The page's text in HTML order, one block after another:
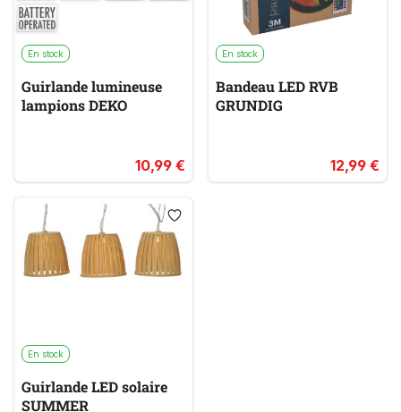
En stock
Guirlande lumineuse
lampions DEKO
10,99 €
En stock
Bandeau LED RVB
GRUNDIG
12,99 €
En stock
Guirlande LED solaire
SUMMER